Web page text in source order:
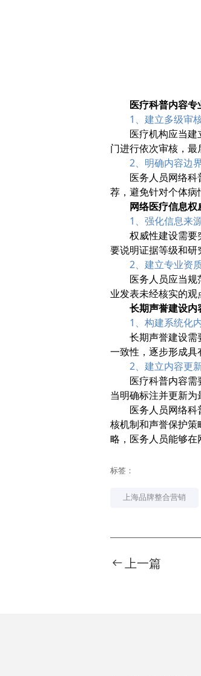
医疗科普内容专
1、建立多级审
医疗机构应当建
门进行依次审核，最
2、明确内容边
医务人员网络科
荐，避免针对个体病
网络医疗信息权
1、强化信息来
权威性建设需要
要说明证据等级和研
2、建立专业资
医务人员应当规
业发表未经核实的观
长期声誉建设内
1、构建系统化
长期声誉建设需
一致性，逐步形成具
2、建立内容更
医疗科普内容需
当明确标注并更新为
医务人员网络
核机制和声誉保护策
略，医务人员能够在
标签：
上海品牌整合营销
上一篇